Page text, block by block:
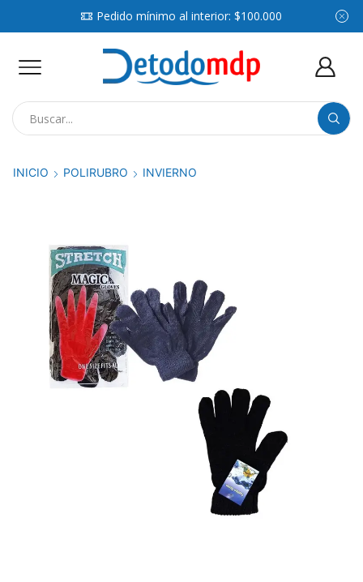
Pedido mínimo al interior: $100.000
INICIO POLIRUBRO INVIERNO